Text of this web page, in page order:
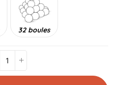
32 boules